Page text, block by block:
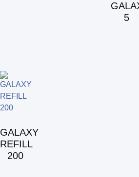
5
GALAXY
REFILL
200